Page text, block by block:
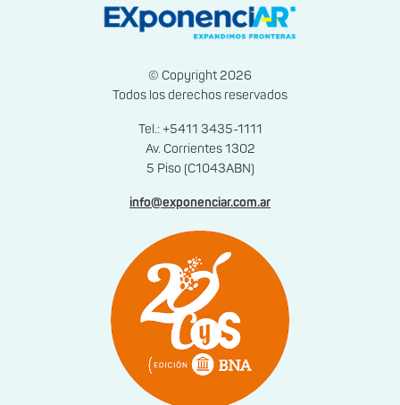
© Copyright 2026
Todos los derechos reservados
Tel.: +5411 3435-1111
Av. Corrientes 1302
5 Piso (C1043ABN)
info@exponenciar.com.ar